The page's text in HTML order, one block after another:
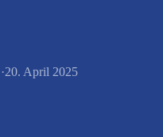
·20. April 2025